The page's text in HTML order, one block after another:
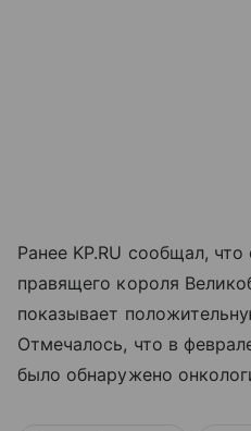
Ранее KP.RU сообщал,
правящего короля
показывает
Отмечалось, что в
было обнаружено